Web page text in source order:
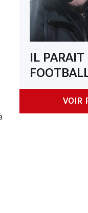
IL PARAIT
VOIR